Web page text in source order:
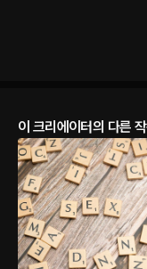
이 크리에이터의 다른